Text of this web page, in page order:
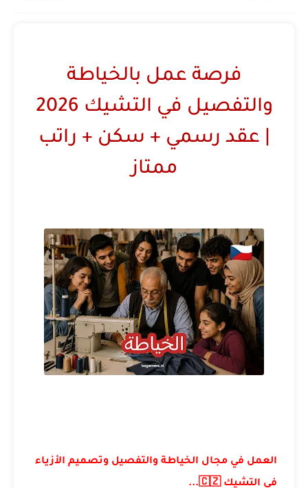
فرصة عمل بالخياطة
والتفصيل في التشيك 2026
| عقد رسمي + سكن + راتب
ممتاز
العمل في مجال الخياطة والتفصيل وتصميم الأزياء
في التشيك 🇨🇿...